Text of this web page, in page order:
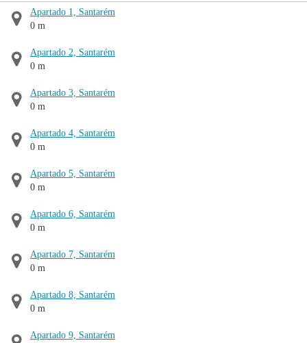
Apartado 1, Santarém
0 m
Apartado 2, Santarém
0 m
Apartado 3, Santarém
0 m
Apartado 4, Santarém
0 m
Apartado 5, Santarém
0 m
Apartado 6, Santarém
0 m
Apartado 7, Santarém
0 m
Apartado 8, Santarém
0 m
Apartado 9, Santarém